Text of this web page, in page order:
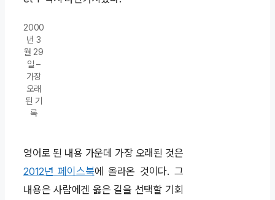
2000
년 3
월 29
일 –
가장
오래
된 기
록
영어로 된 내용 가운데 가장 오래된 것은
2012년 페이스북에 올라온 것이다. 그
내용은 사람에겐 옳은 길을 선택할 기회